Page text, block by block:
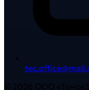
© 2026 ООО